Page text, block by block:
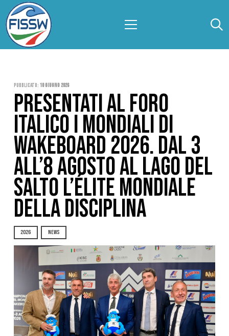
Pubblicato: 10 Giugno 2026
PRESENTATI AL FORO
ITALICO I MONDIALI DI
WAKEBOARD 2026. DAL 3
ALL’8 AGOSTO AL LAGO DEL
SALTO L’ÉLITE MONDIALE
DELLA DISCIPLINA
2026 NEWS